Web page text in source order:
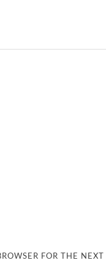
एआई इम्पैक्ट समिट 2026’
का अनुभव भारत के भविष्य के
के खिलाफ एफआईआर
FOR THE